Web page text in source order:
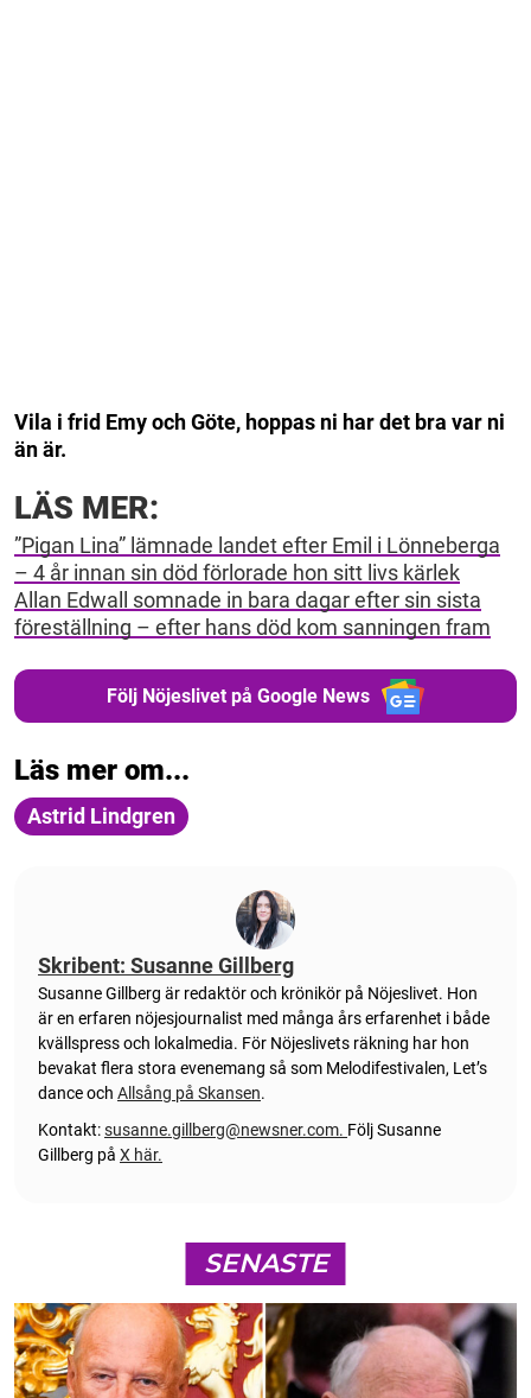
Vila i frid Emy och Göte, hoppas ni har det bra var ni
än är.
LÄS MER:
”Pigan Lina” lämnade landet efter Emil i Lönneberga
– 4 år innan sin död förlorade hon sitt livs kärlek
Allan Edwall somnade in bara dagar efter sin sista
föreställning – efter hans död kom sanningen fram
Följ Nöjeslivet på Google News
Läs mer om...
Astrid Lindgren
Skribent: Susanne Gillberg
Susanne Gillberg är redaktör och krönikör på Nöjeslivet. Hon
är en erfaren nöjesjournalist med många års erfarenhet i både
kvällspress och lokalmedia. För Nöjeslivets räkning har hon
bevakat flera stora evenemang så som Melodifestivalen, Let’s
dance och Allsång på Skansen.
Kontakt:susanne.gillberg@newsner.com. Följ Susanne
Gillberg på X här.
SENASTE